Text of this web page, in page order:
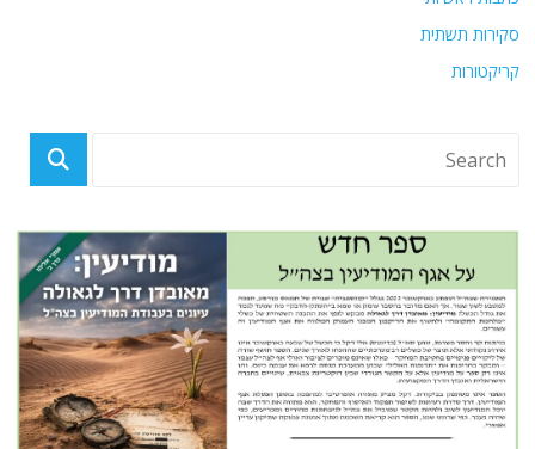
סקירות תשתית
קריקטורות